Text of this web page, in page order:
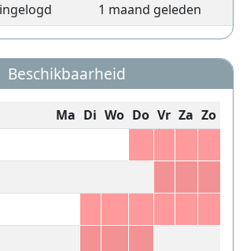
1 maand geleden
Beschikbaarheid
Ma Di Wo Do Vr Za Zo